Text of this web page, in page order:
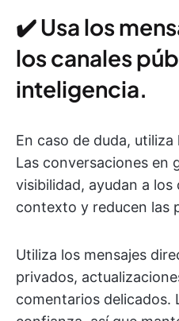
✔️ Usa los
los canales
inteligencia.
En caso de duda,
Las conversaciones en
visibilidad, ayudan a los
contexto y reducen las
Utiliza los mensajes
privados,
comentarios delicados.